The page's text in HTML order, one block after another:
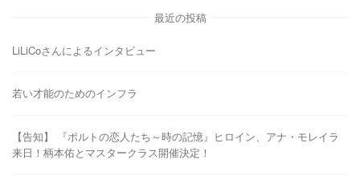
最近の投稿
LiLiCoさんによるインタビュー
若い才能のためのインフラ
【告知】 『ポルトの恋人たち～時の記憶』ヒロイン、アナ・モレイラ
来日！柄本佑とマスタークラス開催決定！